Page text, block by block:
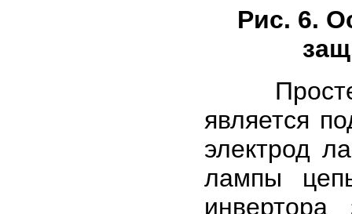
Рис. 6.
является
электрод
лампы